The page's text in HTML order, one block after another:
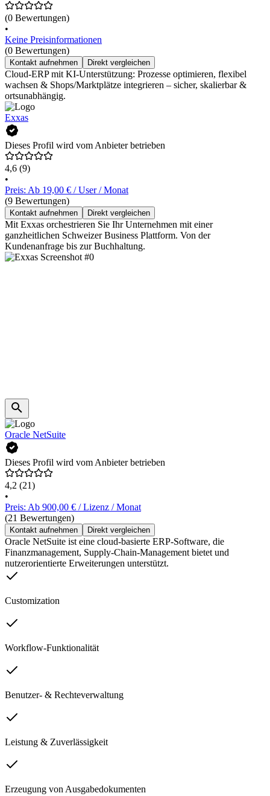
(0 Bewertungen)
•
Keine Preisinformationen
(0 Bewertungen)
Kontakt aufnehmen Direkt vergleichen
Cloud-ERP mit KI-Unterstützung: Prozesse optimieren, flexibel
wachsen & Shops/Marktplätze integrieren – sicher, skalierbar &
ortsunabhängig.
Exxas
Dieses Profil wird vom Anbieter betrieben
4,6 (9)
•
Preis: Ab 19,00 € / User / Monat
(9 Bewertungen)
Kontakt aufnehmen Direkt vergleichen
Mit Exxas orchestrieren Sie Ihr Unternehmen mit einer
ganzheitlichen Schweizer Business Plattform. Von der
Kundenanfrage bis zur Buchhaltung.
Oracle NetSuite
Dieses Profil wird vom Anbieter betrieben
4,2 (21)
•
Preis: Ab 900,00 € / Lizenz / Monat
(21 Bewertungen)
Kontakt aufnehmen Direkt vergleichen
Oracle NetSuite ist eine cloud-basierte ERP-Software, die
Finanzmanagement, Supply-Chain-Management bietet und
nutzerorientierte Erweiterungen unterstützt.
Customization
Workflow-Funktionalität
Benutzer- & Rechteverwaltung
Leistung & Zuverlässigkeit
Erzeugung von Ausgabedokumenten